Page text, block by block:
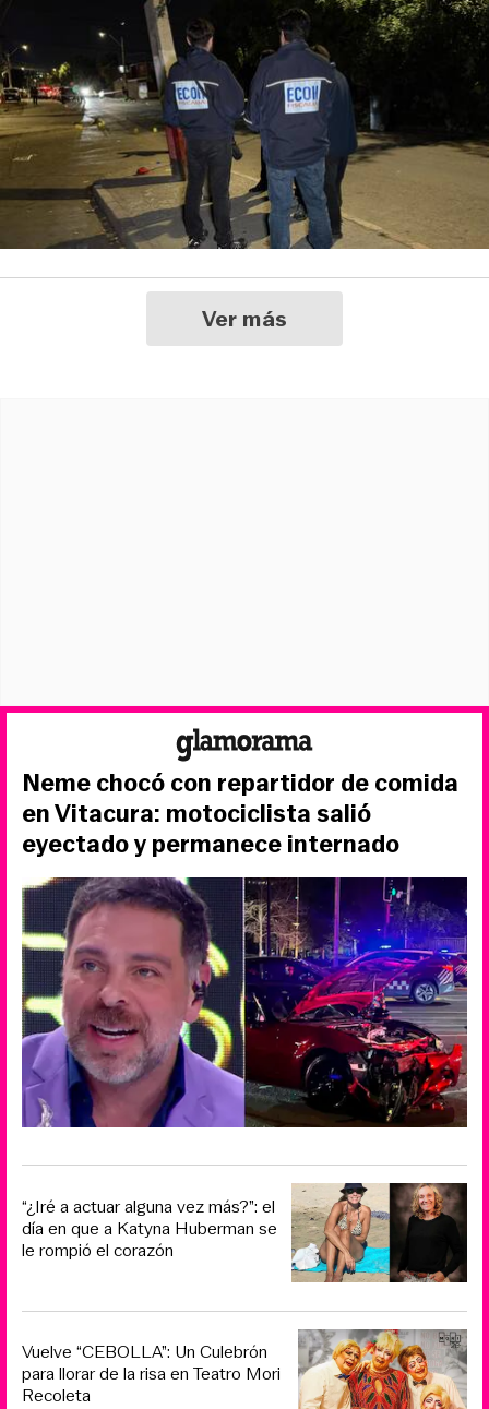
Ver más
Neme chocó con repartidor de comida
en Vitacura: motociclista salió
eyectado y permanece internado
“¿Iré a actuar alguna vez más?”: el
día en que a Katyna Huberman se
le rompió el corazón
Vuelve “CEBOLLA”: Un Culebrón
para llorar de la risa en Teatro Mori
Recoleta